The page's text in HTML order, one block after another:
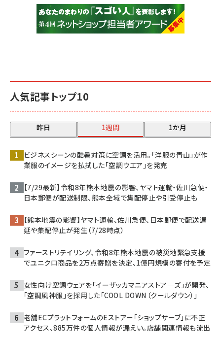
人気記事トップ10
昨日 1週間 1か月
ビジネスシーンの酷暑対策に空調を活用――。「洋服の青山」が作
業服のイメージを払拭した「空調ウエア」を発売
【7/29最新】令和8年熊本地震の影響、ヤマト運輸・佐川急便・
日本郵便が配送制限、熊本全域で集配停止や引受停止も
【熊本地震の影響】ヤマト運輸、佐川急便、日本郵便で配送遅
延や集配停止が発生（7/28時点）
ファーストリテイリング、令和8年熊本地震の被災地緊急支援
でユニクロ商品を2万点寄贈を決定、1億円規模の寄付を予定
女性向け空調ウェアを「イーザッカマニアストア―ズ」が開発、
「空調風神服」を採用した「COOL DOWN（クールダウン）」
老舗ECプラットフォームのEストアー「ショップサーブ」に不正
アクセス、885万件の個人情報が漏えい。店舗関連情報も流出